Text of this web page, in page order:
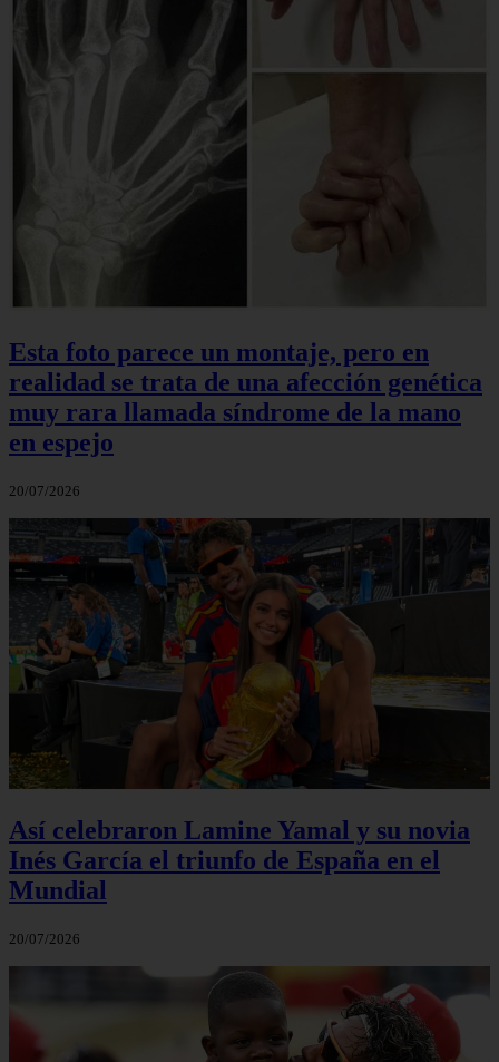
Esta foto parece un montaje, pero en
realidad se trata de una afección genética
muy rara llamada síndrome de la mano
en espejo
20/07/2026
Así celebraron Lamine Yamal y su novia
Inés García el triunfo de España en el
Mundial
20/07/2026